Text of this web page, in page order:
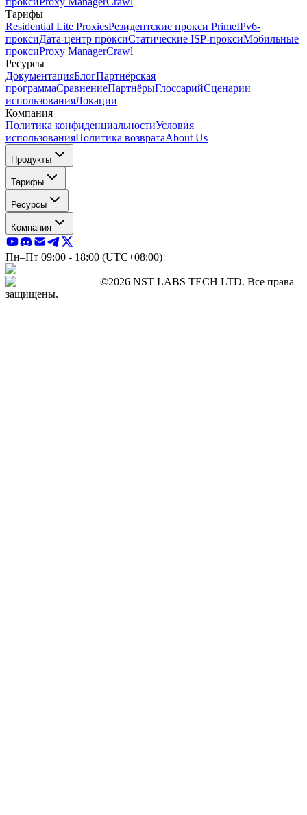
Тарифы
Residential Lite ProxiesРезидентские прокси PrimeIPv6-
проксиДата-центр проксиСтатические ISP-проксиМобильные
проксиProxy ManagerCrawl
Ресурсы
ДокументацияБлогПартнёрская
программаСравнениеПартнёрыГлоссарийСценарии
использованияЛокации
Компания
Политика конфиденциальностиУсловия
использованияПолитика возвратаAbout Us
Продукты
Тарифы
Ресурсы
Компания
Пн–Пт 09:00 - 18:00 (UTC+08:00)
©2026 NST LABS TECH LTD. Все права
защищены.